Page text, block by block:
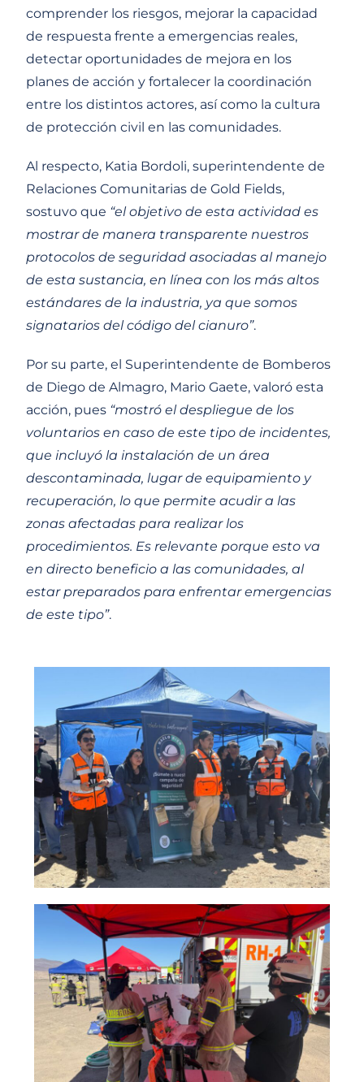
comprender los riesgos, mejorar la capacidad
de respuesta frente a emergencias reales,
detectar oportunidades de mejora en los
planes de acción y fortalecer la coordinación
entre los distintos actores, así como la cultura
de protección civil en las comunidades.
Al respecto, Katia Bordoli, superintendente de
Relaciones Comunitarias de Gold Fields,
sostuvo que “el objetivo de esta actividad es
mostrar de manera transparente nuestros
protocolos de seguridad asociadas al manejo
de esta sustancia, en línea con los más altos
estándares de la industria, ya que somos
signatarios del código del cianuro”.
Por su parte, el Superintendente de Bomberos
de Diego de Almagro, Mario Gaete, valoró esta
acción, pues “mostró el despliegue de los
voluntarios en caso de este tipo de incidentes,
que incluyó la instalación de un área
descontaminada, lugar de equipamiento y
recuperación, lo que permite acudir a las
zonas afectadas para realizar los
procedimientos. Es relevante porque esto va
en directo beneficio a las comunidades, al
estar preparados para enfrentar emergencias
de este tipo”.